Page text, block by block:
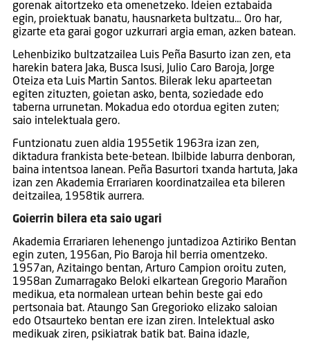
gorenak aitortzeko eta omenetzeko. Ideien eztabaida
egin, proiektuak banatu, hausnarketa bultzatu… Oro har,
gizarte eta garai gogor uzkurrari argia eman, azken batean.
Lehenbiziko bultzatzailea Luis Peña Basurto izan zen, eta
harekin batera Jaka, Busca Isusi, Julio Caro Baroja, Jorge
Oteiza eta Luis Martin Santos. Bilerak leku aparteetan
egiten zituzten, goietan asko, benta, soziedade edo
taberna urrunetan. Mokadua edo otordua egiten zuten;
saio intelektuala gero.
Funtzionatu zuen aldia 1955etik 1963ra izan zen,
diktadura frankista bete-betean. Ibilbide laburra denboran,
baina intentsoa lanean. Peña Basurtori txanda hartuta, Jaka
izan zen Akademia Errariaren koordinatzailea eta bileren
deitzailea, 1958tik aurrera.
Goierrin bilera eta saio ugari
Akademia Errariaren lehenengo juntadizoa Aztiriko Bentan
egin zuten, 1956an, Pio Baroja hil berria omentzeko.
1957an, Azitaingo bentan, Arturo Campion oroitu zuten,
1958an Zumarragako Beloki elkartean Gregorio Marañon
medikua, eta normalean urtean behin beste gai edo
pertsonaia bat. Ataungo San Gregorioko elizako saloian
edo Otsaurteko bentan ere izan ziren. Intelektual asko
medikuak ziren, psikiatrak batik bat. Baina idazle,